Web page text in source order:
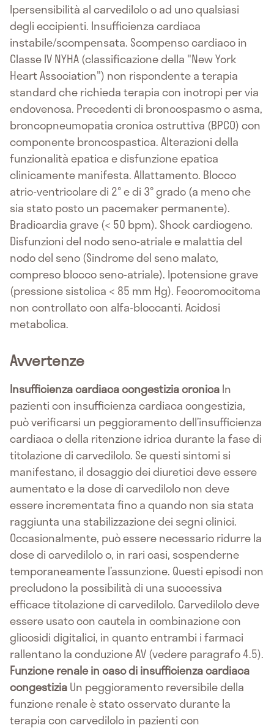
Ipersensibilità al carvedilolo o ad uno qualsiasi
degli eccipienti. Insufficienza cardiaca
instabile/scompensata. Scompenso cardiaco in
Classe IV NYHA (classificazione della "New York
Heart Association") non rispondente a terapia
standard che richieda terapia con inotropi per via
endovenosa. Precedenti di broncospasmo o asma,
broncopneumopatia cronica ostruttiva (BPCO) con
componente broncospastica. Alterazioni della
funzionalità epatica e disfunzione epatica
clinicamente manifesta. Allattamento. Blocco
atrio-ventricolare di 2° e di 3° grado (a meno che
sia stato posto un pacemaker permanente).
Bradicardia grave (< 50 bpm). Shock cardiogeno.
Disfunzioni del nodo seno-atriale e malattia del
nodo del seno (Sindrome del seno malato,
compreso blocco seno-atriale). Ipotensione grave
(pressione sistolica < 85 mm Hg). Feocromocitoma
non controllato con alfa-bloccanti. Acidosi
metabolica.
Avvertenze
Insufficienza cardiaca congestizia cronicaIn
pazienti con insufficienza cardiaca congestizia,
può verificarsi un peggioramento dell’insufficienza
cardiaca o della ritenzione idrica durante la fase di
titolazione di carvedilolo. Se questi sintomi si
manifestano, il dosaggio dei diuretici deve essere
aumentato e la dose di carvedilolo non deve
essere incrementata fino a quando non sia stata
raggiunta una stabilizzazione dei segni clinici.
Occasionalmente, può essere necessario ridurre la
dose di carvedilolo o, in rari casi, sospenderne
temporaneamente l’assunzione. Questi episodi non
precludono la possibilità di una successiva
efficace titolazione di carvedilolo. Carvedilolo deve
essere usato con cautela in combinazione con
glicosidi digitalici, in quanto entrambi i farmaci
rallentano la conduzione AV (vedere paragrafo 4.5).
Funzione renale in caso di insufficienza cardiaca
congestiziaUn peggioramento reversibile della
funzione renale è stato osservato durante la
terapia con carvedilolo in pazienti con